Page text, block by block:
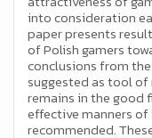
into consideration
paper presents
of Polish gamers
conclusions from
suggested as tool
remains in the good
effective manners
recommended.